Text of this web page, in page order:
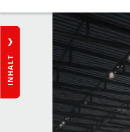
INHALT